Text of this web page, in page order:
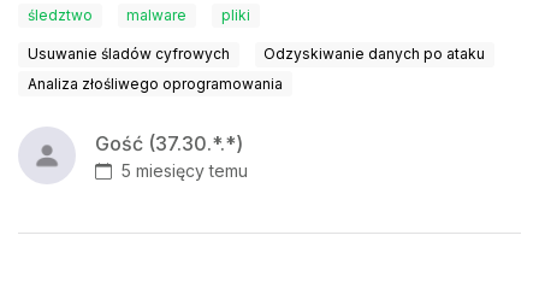
śledztwo malware pliki
Usuwanie śladów cyfrowych
Odzyskiwanie danych po ataku
Analiza złośliwego oprogramowania
Gość (37.30.*.*)
5 miesięcy temu